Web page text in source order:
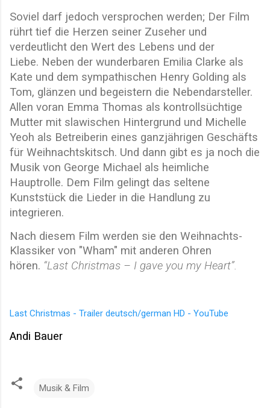
Soviel darf jedoch versprochen werden; Der Film
rührt tief die Herzen seiner Zuseher und
verdeutlicht den Wert des Lebens und der
Liebe. Neben der wunderbaren Emilia Clarke als
Kate und dem sympathischen Henry Golding als
Tom, glänzen und begeistern die Nebendarsteller.
Allen voran Emma Thomas als kontrollsüchtige
Mutter mit slawischen Hintergrund und Michelle
Yeoh als Betreiberin eines ganzjährigen Geschäfts
für Weihnachtskitsch. Und dann gibt es ja noch die
Musik von George Michael als heimliche
Hauptrolle. Dem Film gelingt das seltene
Kunststück die Lieder in die Handlung zu
integrieren.
Nach diesem Film werden sie den Weihnachts-
Klassiker von "Wham" mit anderen Ohren
hören. “Last Christmas – I gave you my Heart”.
Last Christmas - Trailer deutsch/german HD - YouTube
Andi Bauer
Musik & Film